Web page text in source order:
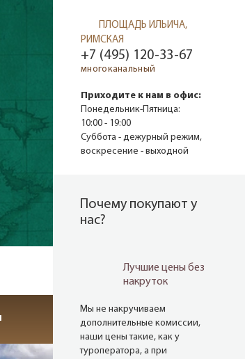
ПЛОЩАДЬ ИЛЬИЧА,
РИМСКАЯ
+7 (495) 120-33-67
многоканальный
Приходите к нам в офис:
Понедельник-Пятница:
10:00 - 19:00
Суббота - дежурный режим,
воскресение - выходной
Почему покупают у
нас?
Лучшие цены без
накруток
Мы не накручиваем
дополнительные комиссии,
наши цены такие, как у
туроператора, а при